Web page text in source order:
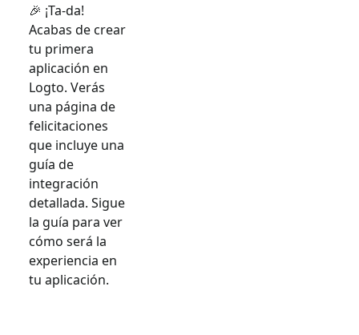
🎉 ¡Ta-da!
Acabas de crear
tu primera
aplicación en
Logto. Verás
una página de
felicitaciones
que incluye una
guía de
integración
detallada. Sigue
la guía para ver
cómo será la
experiencia en
tu aplicación.